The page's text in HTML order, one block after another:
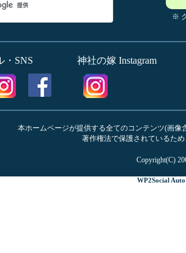
※
・SNS 神社の嫁 Instagram
本ホームページが提供する全てのコンテンツ(画
著作権法で保護されているた
Copyright(C)
WP2Social